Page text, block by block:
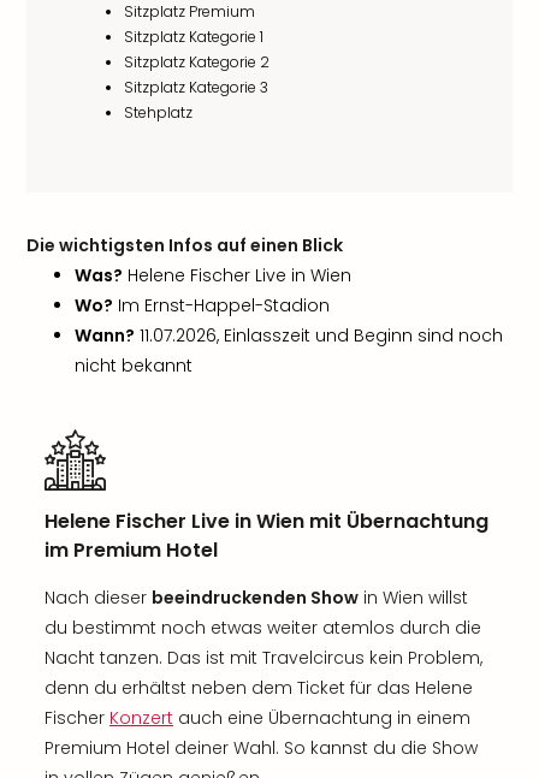
Sitzplatz Premium
Sitzplatz Kategorie 1
Sitzplatz Kategorie 2
Sitzplatz Kategorie 3
Stehplatz
Die wichtigsten Infos auf einen Blick
Was? Helene Fischer Live in Wien
Wo? Im Ernst-Happel-Stadion
Wann? 11.07.2026, Einlasszeit und Beginn sind noch
nicht bekannt
Helene Fischer Live in Wien mit Übernachtung
im Premium Hotel
Nach dieser beeindruckenden Show in Wien willst
du bestimmt noch etwas weiter atemlos durch die
Nacht tanzen. Das ist mit Travelcircus kein Problem,
denn du erhältst neben dem Ticket für das Helene
Fischer Konzert auch eine Übernachtung in einem
Premium Hotel deiner Wahl. So kannst du die Show